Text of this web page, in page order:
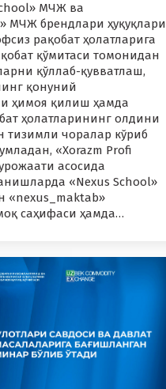
МЧЖ ва
МЧЖ брендлари ҳуқуқлари
рақобат ҳолатларига
қўмитаси томонидан
қўллаб-қувватлаш,
қонуний
ҳимоя қилиш ҳамда
ҳолатларининг олдини
чоралар кўриб
«Xorazm Profi
асосида
«Nexus School»
«nexus_maktab»
саҳифаси ҳамда…